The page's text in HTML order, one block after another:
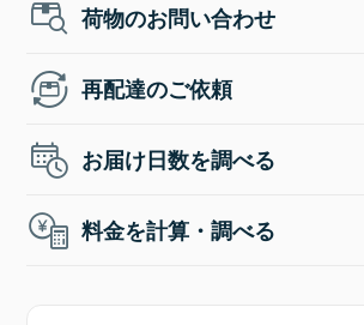
荷物のお問い合わせ
再配達のご依頼
お届け日数を調べる
料金を計算・調べる